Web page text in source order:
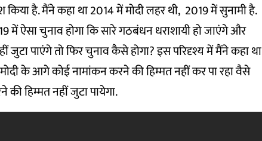
किया है. मैंने कहा था 2014 में मोदी लहर थी, 2019 में सुनामी है.
ऐसा चुनाव होगा कि सारे गठबंधन धराशायी हो जाएंगे और
जुटा पाएंगे तो फिर चुनाव कैसे होगा? इस परिदृश्य में मैंने कहा था
के आगे कोई नामांकन करने की हिम्मत नहीं कर पा रहा वैसे
हिम्मत नहीं जुटा पायेगा.